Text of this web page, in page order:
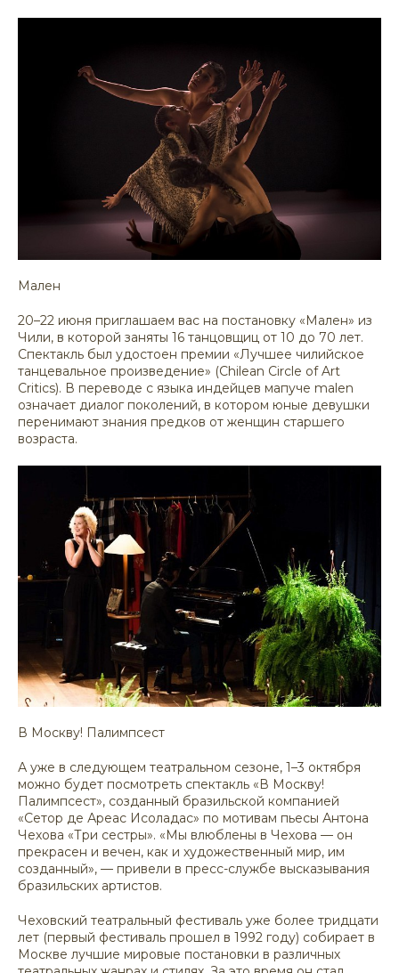
Мален
20–22 июня приглашаем вас на постановку «Мален» из
Чили, в которой заняты 16 танцовщиц от 10 до 70 лет.
Спектакль был удостоен премии «Лучшее чилийское
танцевальное произведение» (Chilean Circle of Art
Critics). В переводе с языка индейцев мапуче malen
означает диалог поколений, в котором юные девушки
перенимают знания предков от женщин старшего
возраста.
В Москву! Палимпсест
А уже в следующем театральном сезоне, 1–3 октября
можно будет посмотреть спектакль «В Москву!
Палимпсест», созданный бразильской компанией
«Сетор де Ареас Исоладас» по мотивам пьесы Антона
Чехова «Три сестры». «Мы влюблены в Чехова — он
прекрасен и вечен, как и художественный мир, им
созданный», — привели в пресс-службе высказывания
бразильских артистов.
Чеховский театральный фестиваль уже более тридцати
лет (первый фестиваль прошел в 1992 году) собирает в
Москве лучшие мировые постановки в различных